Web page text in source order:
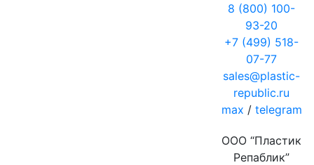
8 (800) 100-
93-20
+7 (499) 518-
07-77
sales@plastic-
republic.ru
max / telegram
ООО “Пластик
Репаблик”